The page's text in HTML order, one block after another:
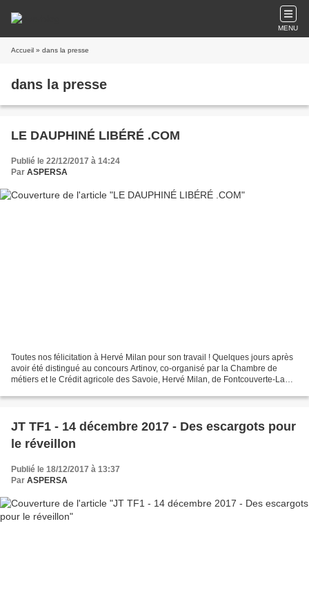
MENU
Accueil » dans la presse
dans la presse
LE DAUPHINÉ LIBÉRÉ .COM
Publié le 22/12/2017 à 14:24
Par ASPERSA
Toutes nos félicitation à Hervé Milan pour son travail ! Quelques jours après
avoir été distingué au concours Artinov, co-organisé par la Chambre de
métiers et le Crédit agricole des Savoie, Hervé Milan, de Fontcouverte-La
JT TF1 - 14 décembre 2017 - Des escargots pour
le réveillon
Publié le 18/12/2017 à 13:37
Par ASPERSA